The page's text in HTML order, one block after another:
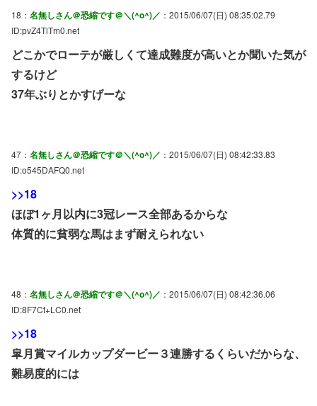
18： 名無しさん＠恐縮です＠＼(^o^)／ ：2015/06/07(日) 08:35:02.79
ID:pvZ4TlTm0.net
どこかでローテが厳しくて達成難度が高いとか聞いた気が
するけど
37年ぶりとかすげーな
47： 名無しさん＠恐縮です＠＼(^o^)／ ：2015/06/07(日) 08:42:33.83
ID:o545DAFQ0.net
>>18
ほぼ1ヶ月以内に3冠レース全部あるからな
体質的に貧弱な馬はまず耐えられない
48： 名無しさん＠恐縮です＠＼(^o^)／ ：2015/06/07(日) 08:42:36.06
ID:8F7Ct+LC0.net
>>18
皐月賞マイルカップダービー３連勝するくらいだからな、
難易度的には